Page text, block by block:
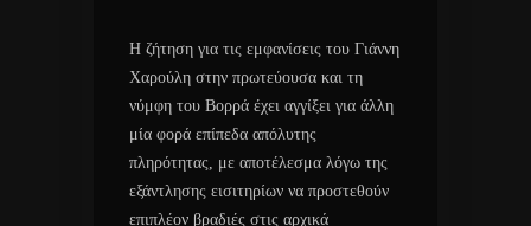
Η ζήτηση για τις εμφανίσεις του Γιάννη
Χαρούλη στην πρωτεύουσα και τη
νύμφη του Βορρά έχει αγγίξει για άλλη
μία φορά επίπεδα απόλυτης
πληρότητας, με αποτέλεσμα λόγω της
εξάντλησης εισιτηρίων να προστεθούν
επιπλέον βραδιές στις αρχικά